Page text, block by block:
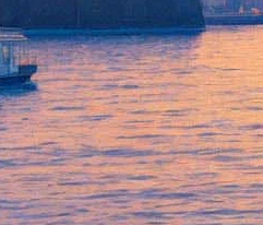
Во время финала Чемпионата
11-го сезона фантастического
котором главную роль впервые
актриса Джоди Уиттакер
«Новый Доктор Кто, новые
обещают создатели ролика, по
специально снятого к ЧМ.